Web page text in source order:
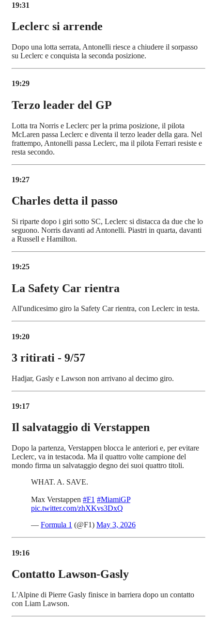
19:31
Leclerc si arrende
Dopo una lotta serrata, Antonelli riesce a chiudere il sorpasso
su Leclerc e conquista la seconda posizione.
19:29
Terzo leader del GP
Lotta tra Norris e Leclerc per la prima posizione, il pilota
McLaren passa Leclerc e diventa il terzo leader della gara. Nel
frattempo, Antonelli passa Leclerc, ma il pilota Ferrari resiste e
resta secondo.
19:27
Charles detta il passo
Si riparte dopo i giri sotto SC, Leclerc si distacca da due che lo
seguono. Norris davanti ad Antonelli. Piastri in quarta, davanti
a Russell e Hamilton.
19:25
La Safety Car rientra
All'undicesimo giro la Safety Car rientra, con Leclerc in testa.
19:20
3 ritirati - 9/57
Hadjar, Gasly e Lawson non arrivano al decimo giro.
19:17
Il salvataggio di Verstappen
Dopo la partenza, Verstappen blocca le anteriori e, per evitare
Leclerc, va in testacoda. Ma il quattro volte campione del
mondo firma un salvataggio degno dei suoi quattro titoli.
WHAT. A. SAVE.
Max Verstappen #F1 #MiamiGP
pic.twitter.com/zhXKvs3DxQ
— Formula 1 (@F1) May 3, 2026
19:16
Contatto Lawson-Gasly
L'Alpine di Pierre Gasly finisce in barriera dopo un contatto
con Liam Lawson.